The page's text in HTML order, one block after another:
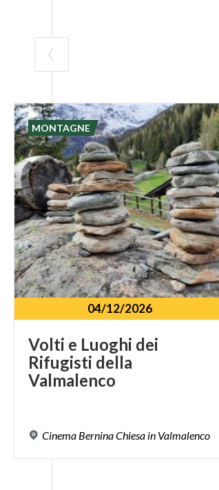
04/12/2026
Volti e Luoghi dei
Rifugisti della
Valmalenco
Cinema BerninaChiesa in Valmalenco
MONTAGNE